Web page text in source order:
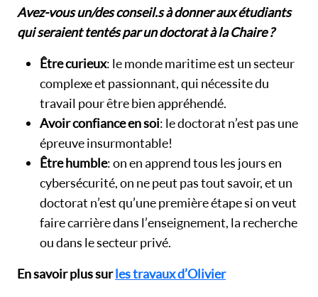
Avez-vous un/des conseil.s à donner aux étudiants
qui seraient tentés par un doctorat à la Chaire ?
Être curieux: le monde maritime est un secteur
complexe et passionnant, qui nécessite du
travail pour être bien appréhendé.
Avoir confiance en soi: le doctorat n’est pas une
épreuve insurmontable !
Être humble: on en apprend tous les jours en
cybersécurité, on ne peut pas tout savoir, et un
doctorat n’est qu’une première étape si on veut
faire carrière dans l’enseignement, la recherche
ou dans le secteur privé.
En savoir plus surles travaux d’Olivier